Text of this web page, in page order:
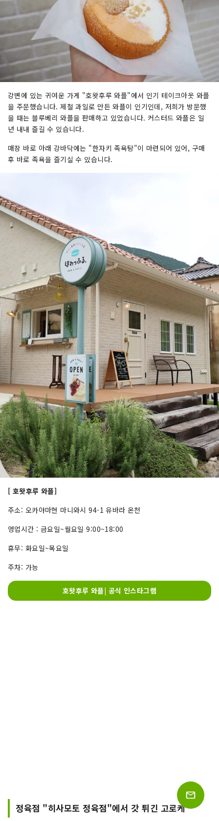
강변에 있는 귀여운 가게 "호왓후루 와플"에서 인기 테이크아웃 와플
을 주문했습니다. 제철 과일로 만든 와플이 인기인데, 저희가 방문했
을 때는 블루베리 와플을 판매하고 있었습니다. 커스터드 와플은 일
년 내내 즐길 수 있습니다.
매장 바로 아래 강바닥에는 "한자키 족욕탕"이 마련되어 있어, 구매
후 바로 족욕을 즐기실 수 있습니다.
[ 호왓후루 와플]
주소: 오카야마현 마니와시 94-1 유바라 온천
영업시간 : 금요일~월요일 9:00~18:00
휴무: 화요일~목요일
주차: 가능
호왓후루 와플| 공식 인스타그램
정육점 "히사모토 정육점"에서 갓 튀긴 고로케